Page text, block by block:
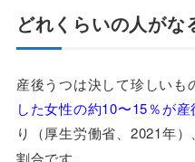
どれくらいの人がな
産後うつは決して珍しいも
した女性の約10〜15％が
り（厚生労働省、2021年）、
割合です。